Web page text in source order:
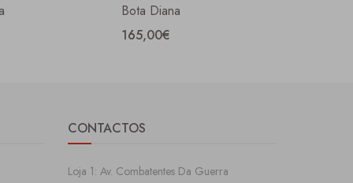
Bota Diana
165,00€
CONTACTOS
Loja 1: Av. Combatentes Da Guerra